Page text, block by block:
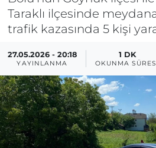
Taraklı ilçesinde
trafik kazasında 5 kişi
27.05.2026 - 20:18
YAYINLANMA
1 DK
OKUNMA
Haber Arşivi